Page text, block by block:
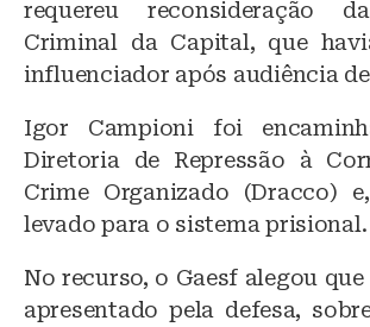
requereu reconsideração
Criminal da Capital, que
influenciador após audiência
Igor Campioni foi
Diretoria de Repressão à
Crime Organizado (Dracco)
levado para o sistema prisional.
No recurso, o Gaesf alegou
apresentado pela defesa,